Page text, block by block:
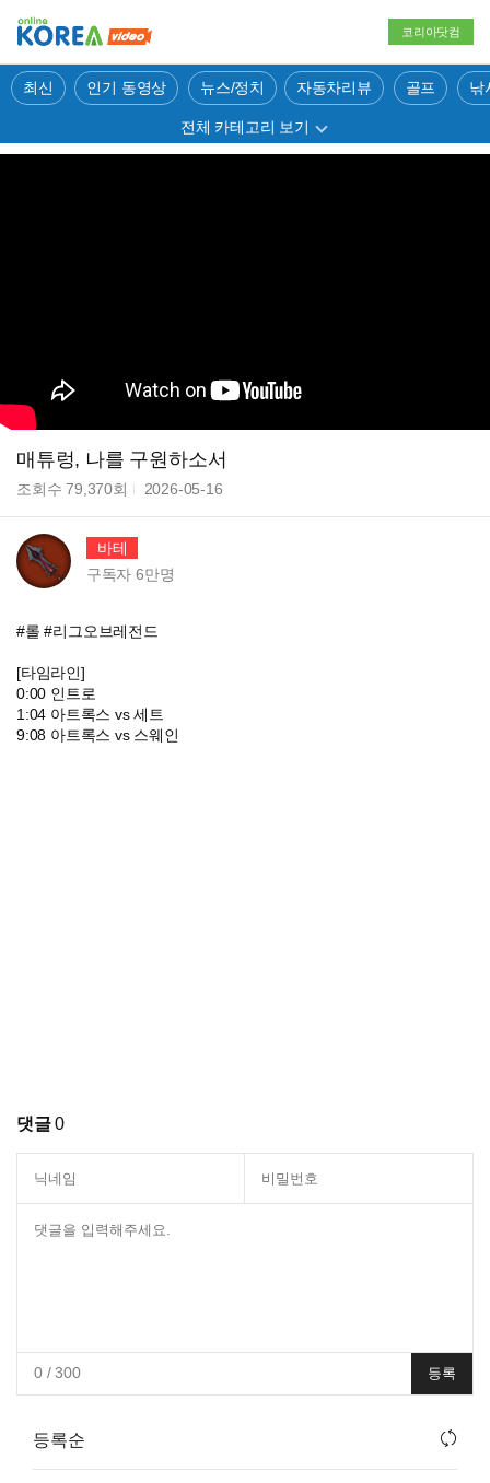
코리아닷컴
최신 인기 동영상 뉴스/정치 자동차리뷰 골프 낚
전체 카테고리 보기
매튜렁, 나를 구원하소서
조회수79,370회 2026-05-16
바테
구독자6만명
#롤 #리그오브레전드
[타임라인]
0:00 인트로
1:04 아트록스 vs 세트
9:08 아트록스 vs 스웨인
댓글0
0/ 300 등록
등록순